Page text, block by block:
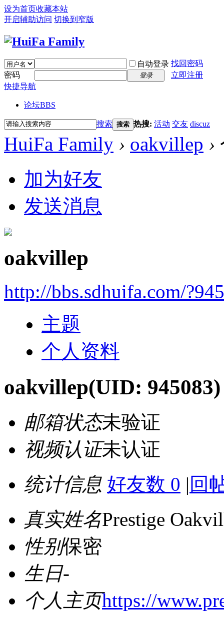
设为首页收藏本站
开启辅助访问 切换到窄版
自动登录 找回密码
密码
登录
立即注册
快捷导航
论坛BBS
搜索 搜索 热搜: 活动 交友 discuz
HuiFa Family › oakvillep ›
加为好友
发送消息
oakvillep
http://bbs.sdhuifa.com/
主题
个人资料
oakvillep(UID: 945083)
邮箱状态未验证
视频认证未认证
统计信息 好友数 0 | 回
真实姓名Prestige
性别保密
生日-
个人主页https://